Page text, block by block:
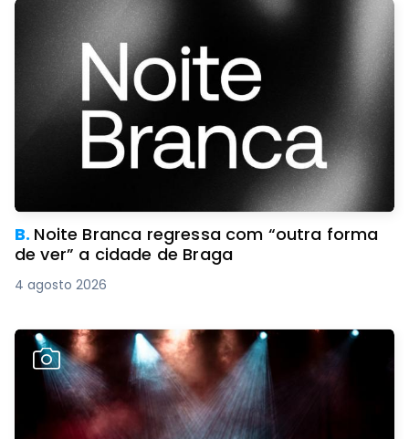
B. Noite Branca regressa com “outra forma
de ver” a cidade de Braga
4 agosto 2026